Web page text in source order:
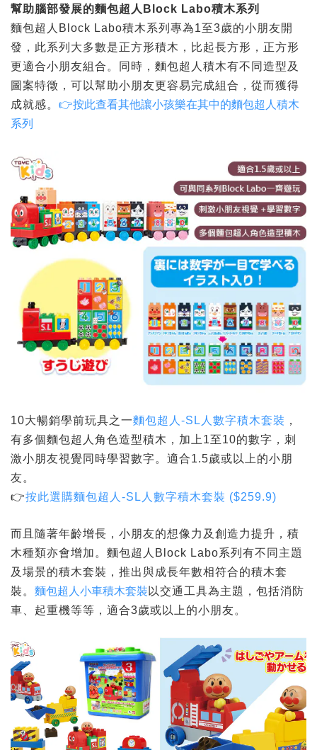
幫助腦部發展的麵包超人 Block Labo積木系列
麵包超人Block Labo積木系列專為1至3歲的小朋友開
發，此系列大多數是正方形積木，比起長方形，正方形
更適合小朋友組合。同時，麵包超人積木有不同造型及
圖案特徵，可以幫助小朋友更容易完成組合，從而獲得
成就感。 👉按此查看其他讓小孩樂在其中的麵包超人積木
系列
10大暢銷學前玩具之一麵包超人-SL人數字積木套裝 ，
有多個麵包超人角色造型積木，加上1至10的數字，刺
激小朋友視覺同時學習數字。適合1.5歲或以上的小朋
友。
👉按此選購麵包超人-SL人數字積木套裝 ($259.9)
而且隨著年齡增長，小朋友的想像力及創造力提升，積
木種類亦會增加。麵包超人Block Labo系列有不同主題
及場景的積木套裝，推出與成長年數相符合的積木套
裝。 麵包超人小車積木套裝 以交通工具為主題，包括消防
車、起重機等等，適合3歲或以上的小朋友。